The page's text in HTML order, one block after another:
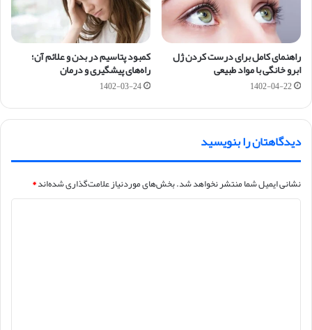
راهنمای کامل برای درست کردن ژل
ابرو خانگی با مواد طبیعی
1402-04-22
کمبود پتاسیم در بدن و علائم آن؛
راه‌های پیشگیری و درمان
1402-03-24
دیدگاهتان را بنویسید
نشانی ایمیل شما منتشر نخواهد شد.بخش‌های موردنیاز علامت‌گذاری شده‌اند*